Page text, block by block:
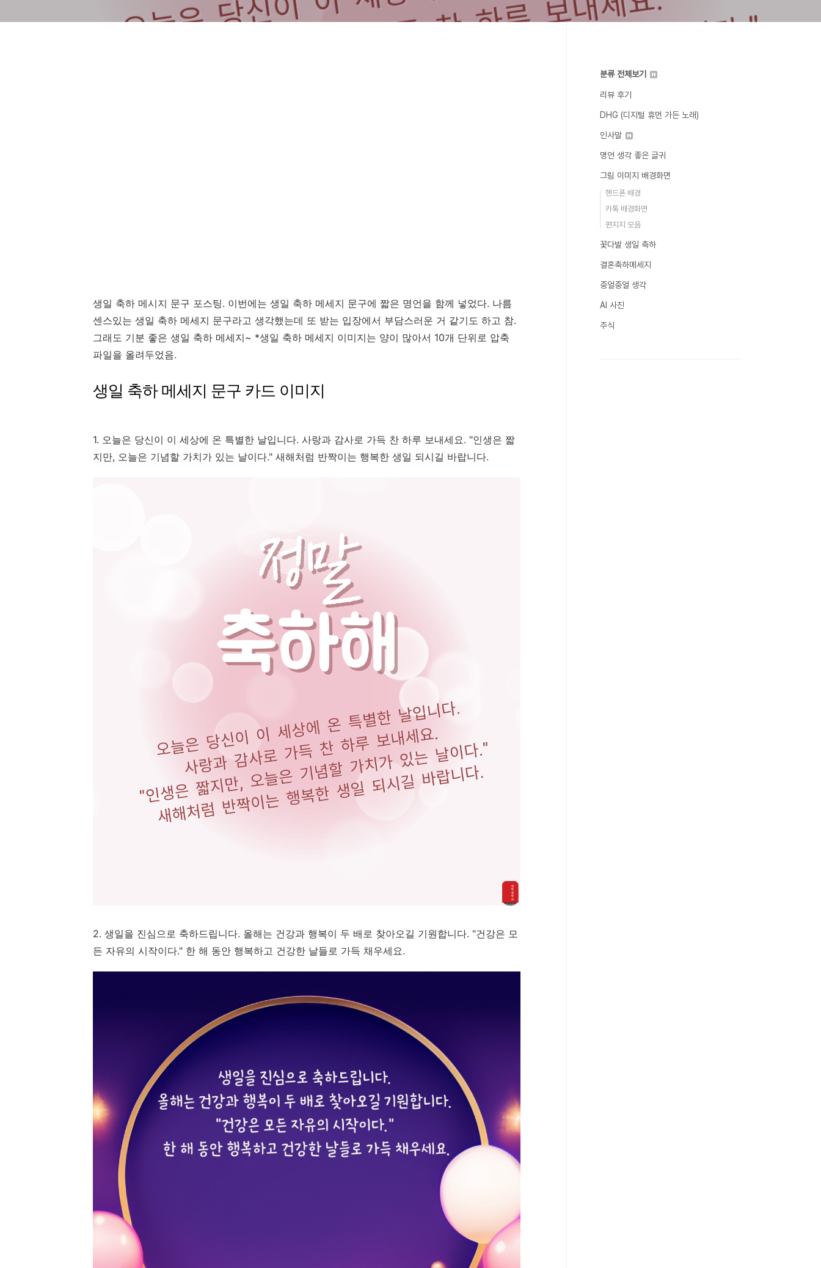
생일 축하 메시지 문구 포스팅. 이번에는 생일 축하 메세지 문구에 짧은 명언을 함께 넣었다. 나름
센스있는 생일 축하 메세지 문구라고 생각했는데 또 받는 입장에서 부담스러운 거 같기도 하고 참.
그래도 기분 좋은 생일 축하 메세지~ *생일 축하 메세지 이미지는 양이 많아서 10개 단위로 압축
파일을 올려두었음.
생일 축하 메세지 문구 카드 이미지
1. 오늘은 당신이 이 세상에 온 특별한 날입니다. 사랑과 감사로 가득 찬 하루 보내세요. "인생은 짧
지만, 오늘은 기념할 가치가 있는 날이다." 새해처럼 반짝이는 행복한 생일 되시길 바랍니다.
2. 생일을 진심으로 축하드립니다. 올해는 건강과 행복이 두 배로 찾아오길 기원합니다. "건강은 모
든 자유의 시작이다." 한 해 동안 행복하고 건강한 날들로 가득 채우세요.
분류 전체보기
리뷰 후기
DHG (디지털 휴먼 가든 노래)
인사말
명언 생각 좋은 글귀
그림 이미지 배경화면
핸드폰 배경
카톡 배경화면
편지지 모음
꽃다발 생일 축하
결혼축하메세지
중얼중얼 생각
AI 사진
주식